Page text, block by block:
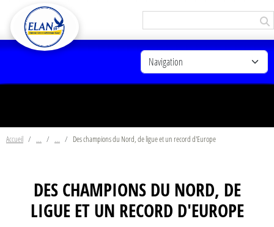
Accueil Des champions du Nord, de ligue et un record d'Europe
DES CHAMPIONS DU NORD, DE
LIGUE ET UN RECORD D'EUROPE
Panneau de gestion des cookies